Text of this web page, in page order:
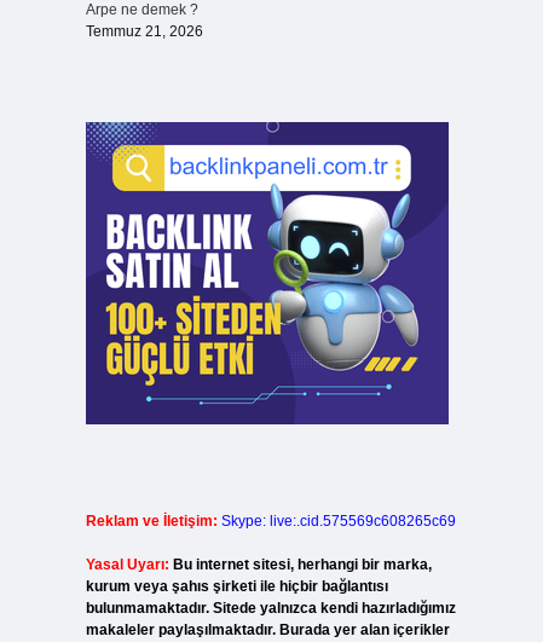
Arpe ne demek ?
Temmuz 21, 2026
Reklam ve İletişim: Skype: live:.cid.575569c608265c69
Yasal Uyarı: Bu internet sitesi, herhangi bir marka,
kurum veya şahıs şirketi ile hiçbir bağlantısı
bulunmamaktadır. Sitede yalnızca kendi hazırladığımız
makaleler paylaşılmaktadır. Burada yer alan içerikler